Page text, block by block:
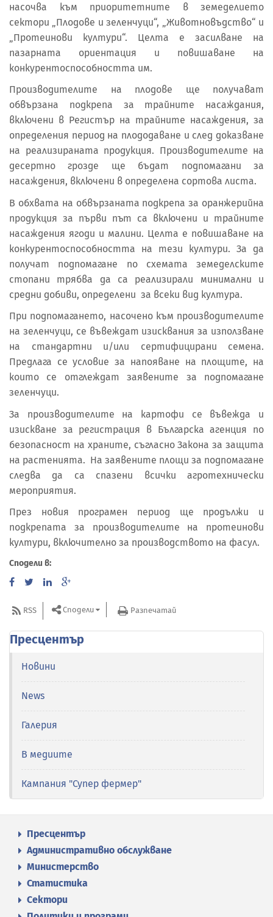
насочва към приоритетните в земеделието
сектори „Плодове и зеленчуци“, „Животновъдство“ и
„Протеинови култури“. Целта е засилване на
пазарната ориентация и повишаване на
конкурентоспособността им.
Производителите на плодове ще получават
обвързана подкрепа за трайните насаждания,
включени в Регистър на трайните насаждения, за
определения период на плододаване и след доказване
на реализираната продукция. Производителите на
десертно грозде ще бъдат подпомагани за
насаждения, включени в определена сортова листа.
В обхвата на обвързаната подкрепа за оранжерийна
продукция за първи път са включени и трайните
насаждения ягоди и малини. Целта е повишаване на
конкурентоспособността на тези култури. За да
получат подпомагане по схемата земеделските
стопани трябва да са реализирали минимални и
средни добиви, определени за всеки вид култура.
При подпомагането, насочено към производителите
на зеленчуци, се въвеждат изисквания за използване
на стандартни и/или сертифицирани семена.
Предлага се условие за напояване на площите, на
които се отглеждат заявените за подпомагане
зеленчуци.
За производителите на картофи се въвежда и
изискване за регистрация в Българска агенция по
безопасност на храните, съгласно Закона за защита
на растенията. На заявените площи за подпомагане
следва да са спазени всички агротехнически
мероприятия.
През новия програмен период ще продължи и
подкрепата за производителите на протеинови
култури, включително за производството на фасул.
Сподели в:
RSS Сподели Разпечатай
Пресцентър
Новини
News
Галерия
В медиите
Кампания "Супер фермер"
Пресцентър
Административно обслужване
Министерство
Статистика
Сектори